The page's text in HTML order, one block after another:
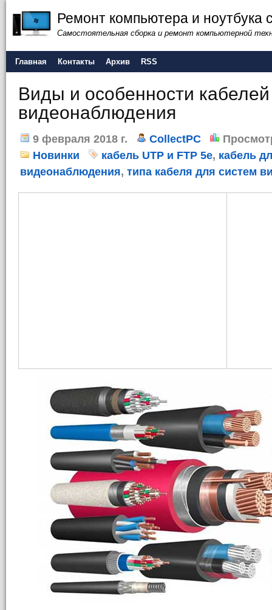
Ремонт компьютера и ноутбука
Самостоятельная сборка и ремонт компьютерной
Главная Контакты Архив RSS
Виды и особенности
видеонаблюдения
9 февраля 2018 г. CollectPC
Новинки
кабель UTP и FTP 5e, кабель
видеонаблюдения, типа кабеля для систем